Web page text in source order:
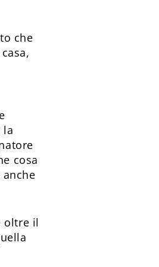
che
la
cosa
oltre il